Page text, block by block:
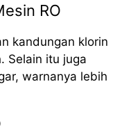
RO
kandungan klorin
Selain itu juga
warnanya lebih